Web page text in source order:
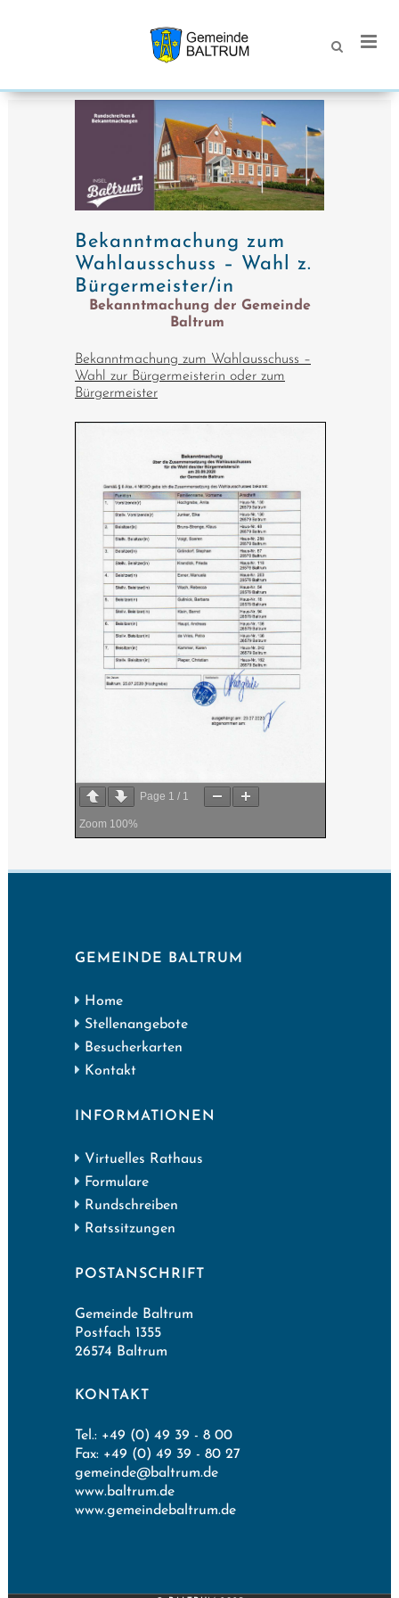
Bekanntmachung zum
Wahlausschuss – Wahl z.
Bürgermeister/in
Bekanntmachung der Gemeinde
Baltrum
Bekanntmachung zum Wahlausschuss –
Wahl zur Bürgermeisterin oder zum
Bürgermeister
Page 1 / 1
Zoom 100%
GEMEINDE BALTRUM
Home
Stellenangebote
Besucherkarten
Kontakt
INFORMATIONEN
Virtuelles Rathaus
Formulare
Rundschreiben
Ratssitzungen
POSTANSCHRIFT
Gemeinde Baltrum
Postfach 1355
26574 Baltrum
KONTAKT
Tel.: +49 (0) 49 39 - 8 00
Fax: +49 (0) 49 39 - 80 27
gemeinde@baltrum.de
www.baltrum.de
www.gemeindebaltrum.de